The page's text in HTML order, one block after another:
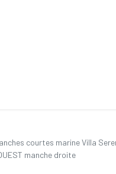
courtes marine Villa
manche droite